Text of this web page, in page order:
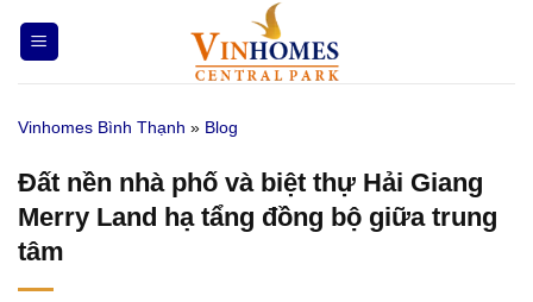
qua
nội
Vinhomes Bình Thạnh » Blog
Đất nền nhà phố và biệt thự Hải Giang
Merry Land hạ tẩng đồng bộ giữa trung
tâm